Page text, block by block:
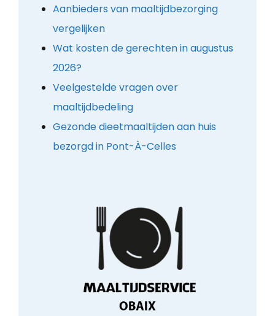
Aanbieders van maaltijdbezorging
vergelijken
Wat kosten de gerechten in augustus
2026?
Veelgestelde vragen over
maaltijdbedeling
Gezonde dieetmaaltijden aan huis
bezorgd in Pont-À-Celles